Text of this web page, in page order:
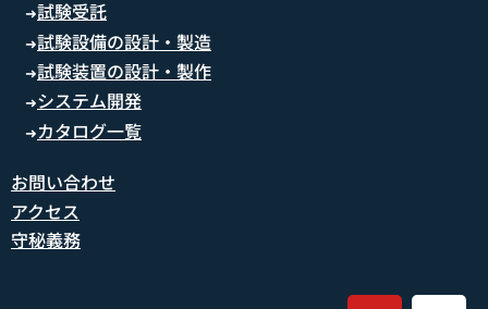
➜試験受託
➜試験設備の設計・製造
➜試験装置の設計・製作
➜システム開発
➜カタログ一覧
お問い合わせ
アクセス
守秘義務